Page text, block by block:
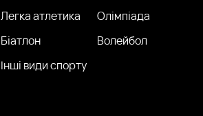
Легка атлетика
Олімпіада
Біатлон
Волейбол
Інші види спорту